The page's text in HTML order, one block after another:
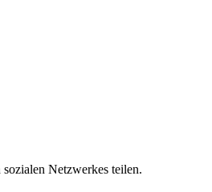
Netzwerkes teilen.